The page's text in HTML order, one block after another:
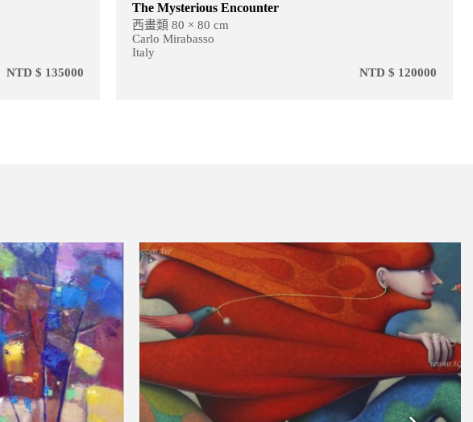
NTD $ 135000
The Mysterious Encounter
西畫類 80 × 80 cm
Carlo Mirabasso
Italy
NTD $ 120000